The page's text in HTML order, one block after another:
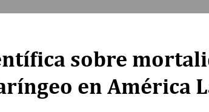
sobre
en América